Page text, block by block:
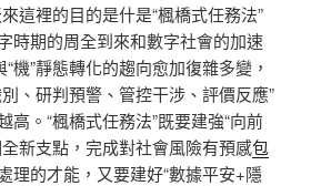
這裡的目的是什是“楓橋式任務法”
時期的周全到來和數字社會的加速
“機”靜態轉化的趨向愈加復雜多變，
、研判預警、管控干涉、評價反應”
高。“楓橋式任務法”既要建強“向前
新支點，完成對社會風險有預感包
理的才能，又要建好“數據平安+隱